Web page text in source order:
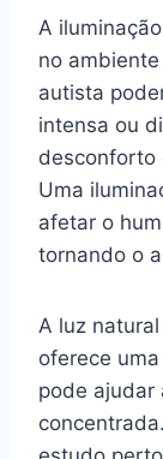
A
no
autista
intensa ou
desconforto
Uma
afetar o
tornando o
A luz
oferece
pode ajudar